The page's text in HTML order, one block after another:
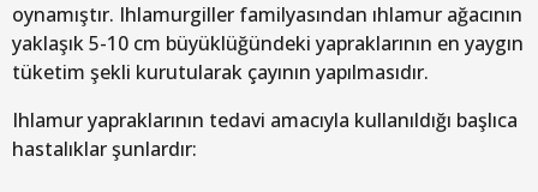
oynamıştır. Ihlamurgiller familyasından ıhlamur ağacının
yaklaşık 5-10 cm büyüklüğündeki yapraklarının en yaygın
tüketim şekli kurutularak çayının yapılmasıdır.
Ihlamur yapraklarının tedavi amacıyla kullanıldığı başlıca
hastalıklar şunlardır: